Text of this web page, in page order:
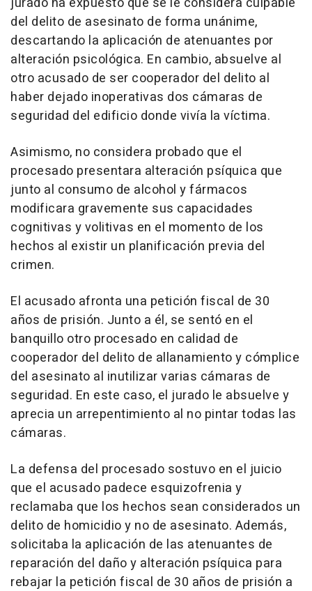
del delito de asesinato de forma unánime,
descartando la aplicación de atenuantes por
alteración psicológica. En cambio, absuelve al
otro acusado de ser cooperador del delito al
haber dejado inoperativas dos cámaras de
seguridad del edificio donde vivía la víctima.
Asimismo, no considera probado que el
procesado presentara alteración psíquica que
junto al consumo de alcohol y fármacos
modificara gravemente sus capacidades
cognitivas y volitivas en el momento de los
hechos al existir un planificación previa del
crimen.
El acusado afronta una petición fiscal de 30
años de prisión. Junto a él, se sentó en el
banquillo otro procesado en calidad de
cooperador del delito de allanamiento y cómplice
del asesinato al inutilizar varias cámaras de
seguridad. En este caso, el jurado le absuelve y
aprecia un arrepentimiento al no pintar todas las
cámaras.
La defensa del procesado sostuvo en el juicio
que el acusado padece esquizofrenia y
reclamaba que los hechos sean considerados un
delito de homicidio y no de asesinato. Además,
solicitaba la aplicación de las atenuantes de
reparación del daño y alteración psíquica para
rebajar la petición fiscal de 30 años de prisión a